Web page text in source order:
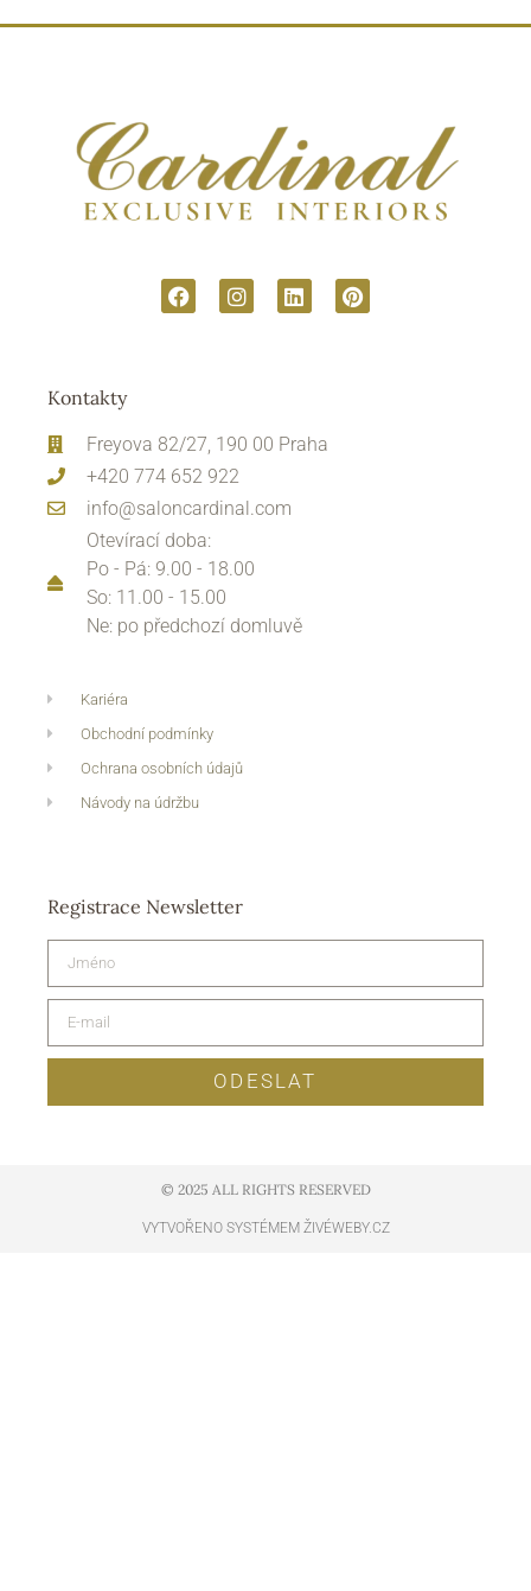
Kontakty
Freyova 82/27, 190 00 Praha
+420 774 652 922
info@saloncardinal.com
Otevírací doba:
Po - Pá: 9.00 - 18.00
So: 11.00 - 15.00
Ne: po předchozí domluvě
Kariéra
Obchodní podmínky
Ochrana osobních údajů
Návody na údržbu
Registrace Newsletter
ODESLAT
© 2025 ALL RIGHTS RESERVED​
VYTVOŘENO SYSTÉMEM ŽIVÉWEBY.CZ